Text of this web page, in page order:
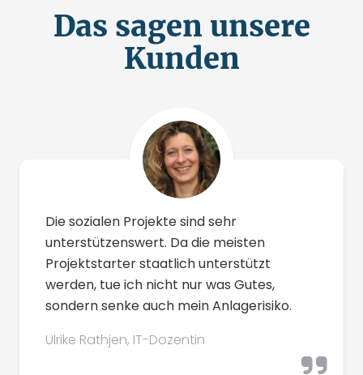
Das sagen unsere
Kunden
Nachhaltige und regionale Investitionen
bei Xavin sind für mich eine tolle
Möglichkeit unsere Gesellschaft langfristig
voran zu bringen.
Finanzwesen